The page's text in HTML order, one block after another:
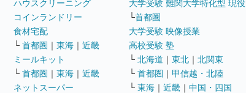
ハウスクリーニング
コインランドリー
食材宅配
└ 首都圏 ｜ 東海 ｜ 近畿
ミールキット
└ 首都圏 ｜ 東海 ｜ 近畿
ネットスーパー
大学受験 難関大学特化型 現役
└首都圏
大学受験 映像授業
高校受験 塾
└ 北海道 ｜ 東北 ｜ 北関東
└ 首都圏 ｜ 甲信越・北陸
└ 東海 ｜ 近畿 ｜ 中国・四国